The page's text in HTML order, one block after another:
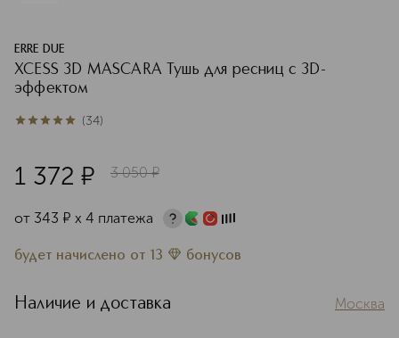
ERRE DUE
XCESS 3D MASCARA Тушь для ресниц с 3D-
эффектом
4.9из 534 (34)
1 372 ¤ 3 050 ¤
от 343 ¤ х 4 платежа
будет начислено от 13 бонусов
Наличие и доставка Москва